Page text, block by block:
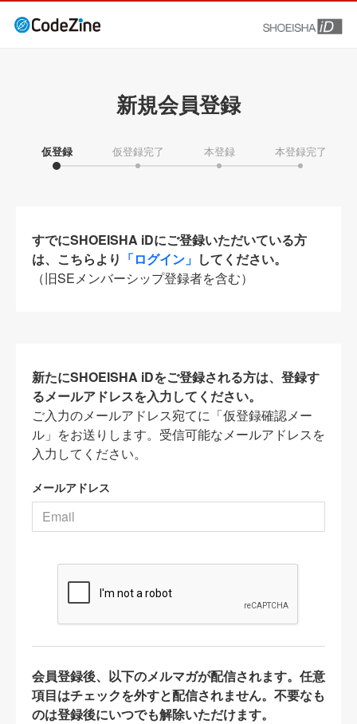
新規会員登録
仮登録 仮登録完了 本登録 本登録完了
すでにSHOEISHA iDにご登録いただいている方
は、こちらより 「ログイン」 してください。
（旧SEメンバーシップ登録者を含む）
新たにSHOEISHA iDをご登録される方は、登録す
るメールアドレスを入力してください。
ご入力のメールアドレス宛てに「仮登録確認メー
ル」をお送りします。受信可能なメールアドレスを
入力してください。
メールアドレス
会員登録後、以下のメルマガが配信されます。任意
項目はチェックを外すと配信されません。不要なも
のは登録後にいつでも解除いただけます。